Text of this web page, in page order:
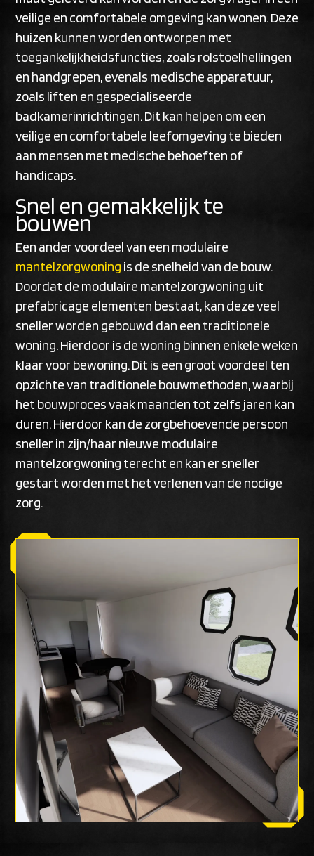
veilige en comfortabele omgeving kan wonen. Deze
huizen kunnen worden ontworpen met
toegankelijkheidsfuncties, zoals rolstoelhellingen
en handgrepen, evenals medische apparatuur,
zoals liften en gespecialiseerde
badkamerinrichtingen. Dit kan helpen om een
veilige en comfortabele leefomgeving te bieden
aan mensen met medische behoeften of
handicaps.
Snel en gemakkelijk te
bouwen
Een ander voordeel van een modulaire
mantelzorgwoning is de snelheid van de bouw.
Doordat de modulaire mantelzorgwoning uit
prefabricage elementen bestaat, kan deze veel
sneller worden gebouwd dan een traditionele
woning. Hierdoor is de woning binnen enkele weken
klaar voor bewoning. Dit is een groot voordeel ten
opzichte van traditionele bouwmethoden, waarbij
het bouwproces vaak maanden tot zelfs jaren kan
duren. Hierdoor kan de zorgbehoevende persoon
sneller in zijn/haar nieuwe modulaire
mantelzorgwoning terecht en kan er sneller
gestart worden met het verlenen van de nodige
zorg.